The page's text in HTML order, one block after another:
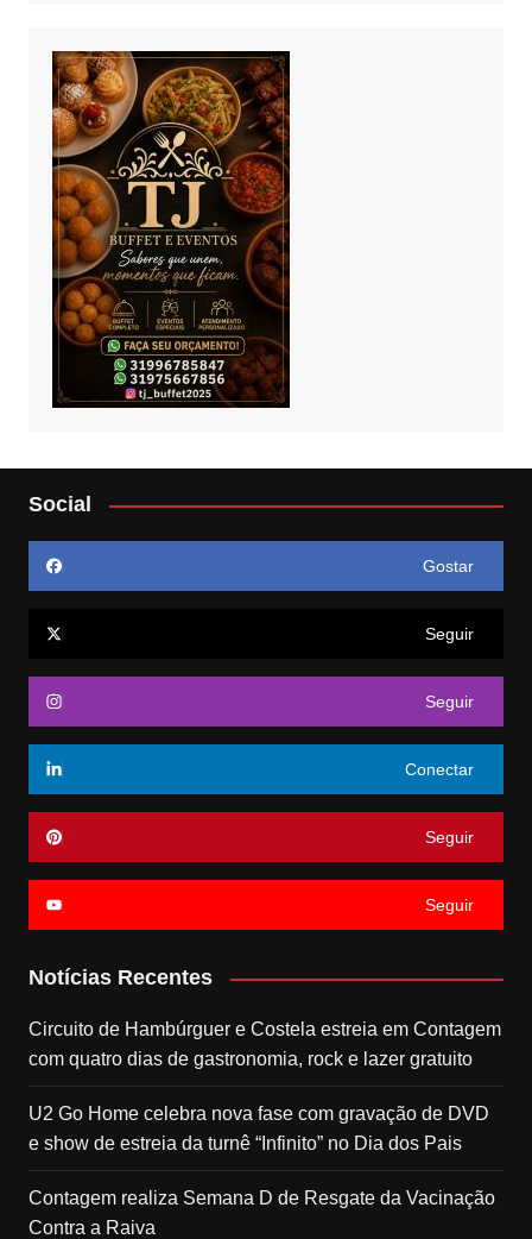
Social
Gostar
Seguir
Seguir
Conectar
Seguir
Seguir
Notícias Recentes
Circuito de Hambúrguer e Costela estreia em Contagem
com quatro dias de gastronomia, rock e lazer gratuito
U2 Go Home celebra nova fase com gravação de DVD
e show de estreia da turnê “Infinito” no Dia dos Pais
Contagem realiza Semana D de Resgate da Vacinação
Contra a Raiva